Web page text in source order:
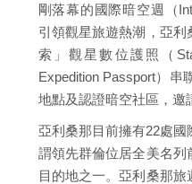
剛落幕的國際暗空週（
引領觀星旅遊熱潮，亞
索」觀星數位護照（
Expedition Passport）串
地點及認證暗空社區，邀
亞利桑那目前擁有22處
謂領先群倫位居全美名列
目的地之一。亞利桑那